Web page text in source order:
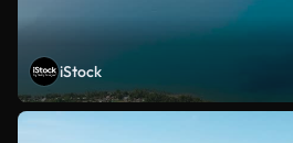
iStock